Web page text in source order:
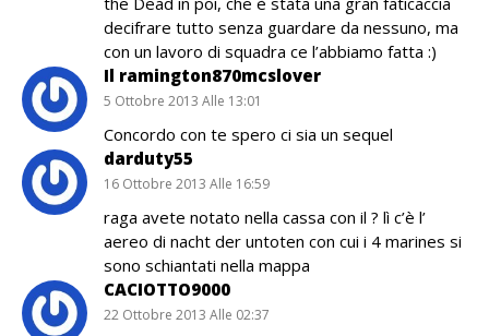
decifrare tutto senza guardare da nessuno, ma
con un lavoro di squadra ce l’abbiamo fatta :)
Il ramington870mcslover
5 Ottobre 2013 Alle 13:01
Concordo con te spero ci sia un sequel
darduty55
16 Ottobre 2013 Alle 16:59
raga avete notato nella cassa con il ? lì c’è l’
aereo di nacht der untoten con cui i 4 marines si
sono schiantati nella mappa
CACIOTTO9000
22 Ottobre 2013 Alle 02:37